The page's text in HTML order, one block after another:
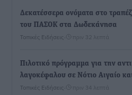
Δεκατέσσερα ονόματα στο
του ΠΑΣΟΚ στα Δωδεκάνησα
Τοπικές Ειδήσεις πριν 32 λεπτά
Πιλοτικό πρόγραμμα για την
λαγοκέφαλου σε Νότιο Αιγαίο
Τοπικές Ειδήσεις πριν 34 λεπτά